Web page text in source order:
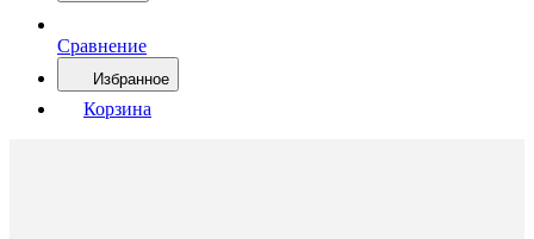
Сравнение
Избранное
Корзина